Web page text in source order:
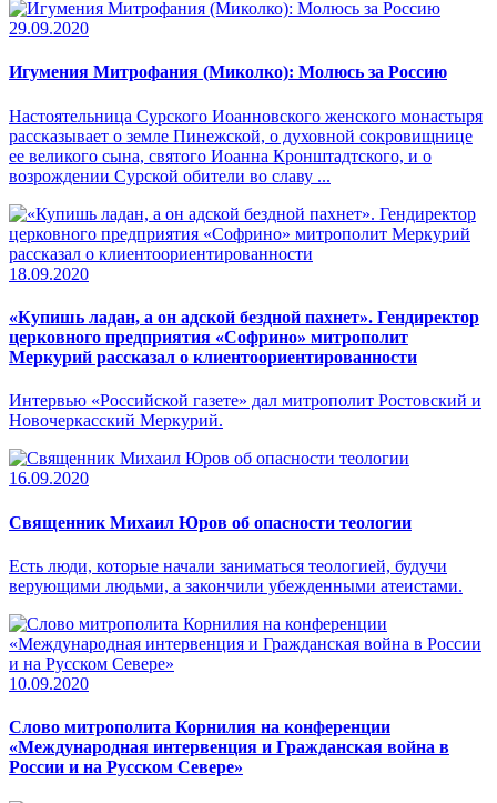
29.09.2020
Игумения Митрофания (Миколко): Молюсь за Россию
Настоятельница Сурского Иоанновского женского монастыря
рассказывает о земле Пинежской, о духовной сокровищнице
ее великого сына, святого Иоанна Кронштадтского, и о
возрождении Сурской обители во славу ...
18.09.2020
«Купишь ладан, а он адской бездной пахнет». Гендиректор
церковного предприятия «Софрино» митрополит
Меркурий рассказал о клиентоориентированности
Интервью «Российской газете» дал митрополит Ростовский и
Новочеркасский Меркурий.
16.09.2020
Священник Михаил Юров об опасности теологии
Есть люди, которые начали заниматься теологией, будучи
верующими людьми, а закончили убежденными атеистами.
10.09.2020
Слово митрополита Корнилия на конференции
«Международная интервенция и Гражданская война в
России и на Русском Севере»